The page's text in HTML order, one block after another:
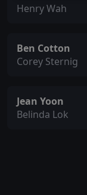
Henry Wah
Ben Cotton
Corey Sternig
Jean Yoon
Belinda Lok